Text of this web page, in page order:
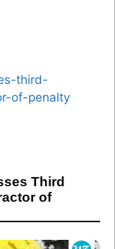
Third
of